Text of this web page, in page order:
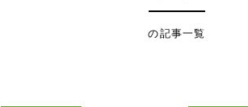
の記事一覧